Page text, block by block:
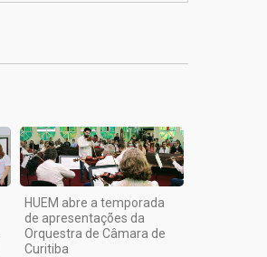
HUEM abre a temporada
de apresentações da
Orquestra de Câmara de
Curitiba